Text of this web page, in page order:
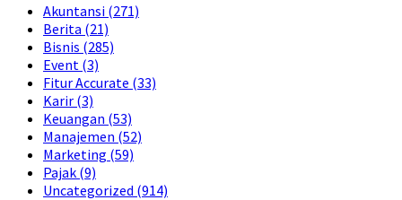
Akuntansi (271)
Berita (21)
Bisnis (285)
Event (3)
Fitur Accurate (33)
Karir (3)
Keuangan (53)
Manajemen (52)
Marketing (59)
Pajak (9)
Uncategorized (914)